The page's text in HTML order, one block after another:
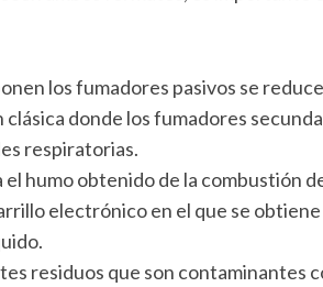
los fumadores pasivos se
donde los fumadores
respiratorias.
humo obtenido de la combustión
electrónico en el que se
residuos que son contaminantes